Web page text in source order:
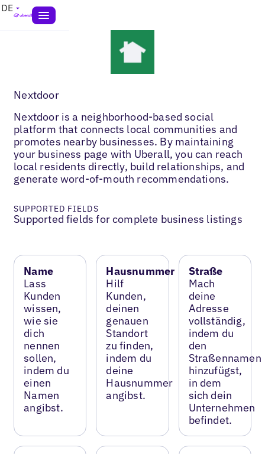
DE
Nextdoor
Nextdoor is a neighborhood-based social
platform that connects local communities and
promotes nearby businesses. By maintaining
your business page with Uberall, you can reach
local residents directly, build relationships, and
generate word-of-mouth recommendations.
SUPPORTED FIELDS
Supported fields for complete business listings
Name
Lass
Kunden
wissen,
wie sie
dich
nennen
sollen,
indem du
einen
Namen
angibst.
Hausnummer
Hilf
Kunden,
deinen
genauen
Standort
zu finden,
indem du
deine
Hausnummer
angibst.
Straße
Mach
deine
Adresse
vollständig,
indem du
den
Straßennamen
hinzufügst,
in dem
sich dein
Unternehmen
befindet.